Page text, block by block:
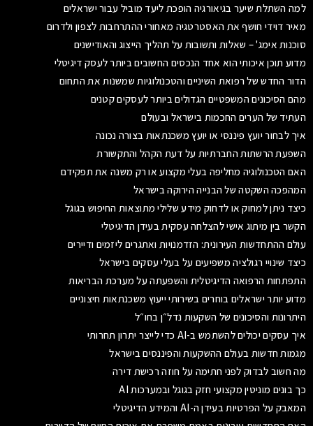
למה השתלת שיער בגיאורגיה הופכת ליעד מוביל עבור ישראלים
מאיר דוידי חושף את האסטרטגיה מאחורי ההתרחבות לצפון ולדרום
סוכנות אימג' – שאלות ותשובות על תהליך הייצוג והאודישנים
מדוע תוכן איכותי הוא אחד הנכסים החשובים ביותר לעסק דיגיטלי
הדור החדש של רפואת השיניים והטכנולוגיות שמשנות את התחום
מהם הסיכונים המשפטיים הגדולים ביותר לעסקים קטנים
העתיד של הערים החכמות בישראל ובעולם
איך לבחור יועץ פיננסי או יועץ משכנתאות בצורה נכונה
השפעת הרשתות החברתיות על דעת הקהל והתקשורת
האם הטכנולוגיה מחליפה בעלי מקצוע או רק משנה את תפקידם
המהפכה השקטה של הבנייה הירוקה בישראל
כיצד ניתן למחוק או לדחוק מידע שלילי מתוצאות החיפוש בגוגל
הקשר בין מיתוג אישי להצלחה עסקית בעידן הדיגיטלי
עולם ההתחדשות העירונית: הזדמנויות ואתגרים ליזמים ודיירים
כיצד שינויי רגולציה משפיעים על בעלי עסקים בישראל
התפתחות הרפואה הדיגיטלית והשפעתה על מערכת הבריאות
מדוע יותר ישראלים בוחרים בשירותי ייעוץ משכנתאות חיצוניים
היתרונות והסיכונים של השקעות נדל״ן בחו״ל
איך עסקים יכולים להשתמש ב-AI כדי לייצר יתרון תחרותי
מגמות חדשות בעולם ההשקעות והפיננסים בישראל
מה חשוב לבדוק לפני חתימה על חוזה רכישת דירה
כך בונים מוניטין מקצועי חזק בגוגל ובמערכות AI
המאבק על הפרטיות בעידן ה-AI והמידע הדיגיטלי